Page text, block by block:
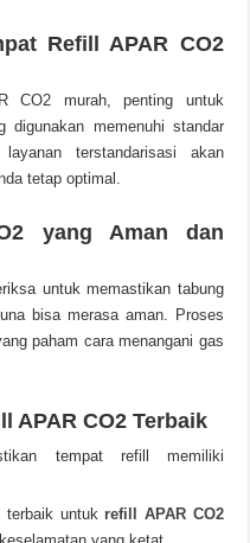
Refill APAR CO2
CO2 murah, penting untuk
digunakan memenuhi standar
terstandarisasi akan
tetap optimal.
yang Aman dan
untuk memastikan tabung
bisa merasa aman. Proses
paham cara menangani gas
APAR CO2 Terbaik
tempat refill memiliki
terbaik untuk refill APAR CO2